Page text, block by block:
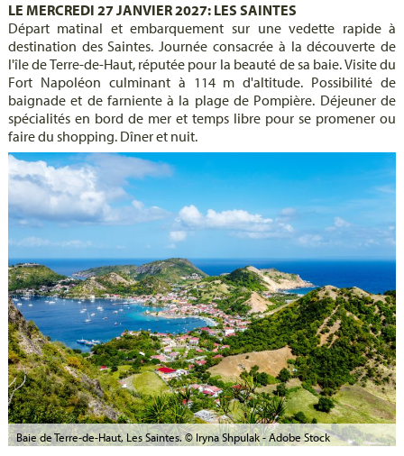
LE MERCREDI 27 JANVIER 2027: LES SAINTES
Départ matinal et embarquement sur une vedette rapide à
destination des Saintes. Journée consacrée à la découverte de
l'île de Terre-de-Haut, réputée pour la beauté de sa baie. Visite du
Fort Napoléon culminant à 114 m d'altitude. Possibilité de
baignade et de farniente à la plage de Pompière. Déjeuner de
spécialités en bord de mer et temps libre pour se promener ou
faire du shopping. Dîner et nuit.
Baie de Terre-de-Haut, Les Saintes. © Iryna Shpulak - Adobe Stock